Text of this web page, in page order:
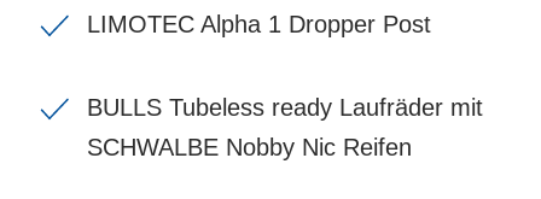
LIMOTEC Alpha 1 Dropper Post
BULLS Tubeless ready Laufräder mit
SCHWALBE Nobby Nic Reifen